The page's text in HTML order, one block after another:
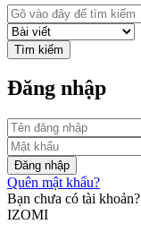
Tìm kiếm
Đăng nhập
Đăng nhập
Quên mật khẩu?
Bạn chưa có tài khoản?
IZOMI